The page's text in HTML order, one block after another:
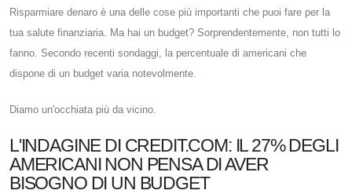
Risparmiare denaro è una delle cose più importanti che puoi fare per la
tua salute finanziaria. Ma hai un budget? Sorprendentemente, non tutti lo
fanno. Secondo recenti sondaggi, la percentuale di americani che
dispone di un budget varia notevolmente.
Diamo un'occhiata più da vicino.
L'INDAGINE DI CREDIT.COM: IL 27% DEGLI
AMERICANI NON PENSA DI AVER
BISOGNO DI UN BUDGET